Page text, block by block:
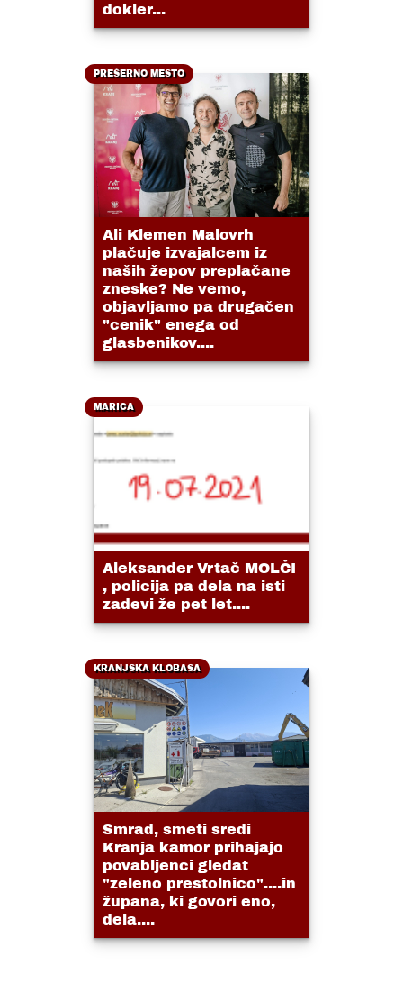
dokler...
PREŠERNO MESTO
Ali Klemen Malovrh
plačuje izvajalcem iz
naših žepov preplačane
zneske? Ne vemo,
objavljamo pa drugačen
"cenik" enega od
glasbenikov....
MARICA
Aleksander Vrtač MOLČI
, policija pa dela na isti
zadevi že pet let....
KRANJSKA KLOBASA
Smrad, smeti sredi
Kranja kamor prihajajo
povabljenci gledat
"zeleno prestolnico"....in
župana, ki govori eno,
dela....